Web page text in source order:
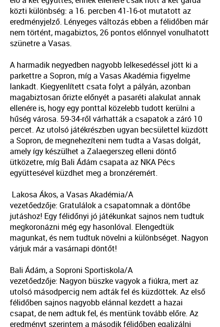
közti különbség: a 16. percben 41-16-ot mutatott az
eredményjelző. Lényeges változás ebben a félidőben már
nem történt, magabiztos, 26 pontos előnnyel vonulhatott
szünetre a Vasas.
A harmadik negyedben nagyobb lelkesedéssel jött ki a
parkettre a Sopron, míg a Vasas Akadémia figyelme
lankadt. Kiegyenlített csata folyt a pályán, azonban
magabiztosan őrizte előnyét a pasaréti alakulat annak
ellenére is, hogy egy ponttal közelebb tudott kerülni a
hűség városa. 59-34-ről várhatták a csapatok a záró 10
percet. Az utolsó játékrészben ugyan becsülettel küzdött
a Sopron, de megnehezíteni nem tudta a Vasas dolgát,
amely így készülhet a Zalaegerszeg elleni döntő
ütközetre, míg Bali Ádám csapata az NKA Pécs
együttesével küzdhet meg a bronzéremért.
Lakosa Ákos, a Vasas Akadémia/A
vezetőedzője: Gratulálok a csapatomnak a döntőbe
jutáshoz! Egy félidőnyi jó játékunkat sajnos nem tudtuk
megkoronázni még egy hasonlóval. Elengedtük
magunkat, és nem tudtuk növelni a különbséget. Nagyon
várjuk már a vasárnapi döntőt!
Bali Ádám, a Soproni Sportiskola/A
vezetőedzője: Nagyon büszke vagyok a fiúkra, mert az
utolsó másodpercig nem adták fel és küzdöttek. Az első
félidőben sajnos nagyobb elánnal kezdett a hazai
csapat, de nem adtuk fel, és mentünk tovább előre. Az
eredményt szerintem a második félidőben egalizálni